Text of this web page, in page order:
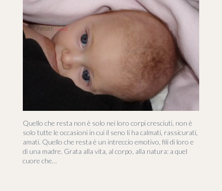
Quello che resta non è solo nei loro corpi cresciuti, non è
solo tutte le occasioni in cui il seno li ha calmati, rassicurati,
amati. Quello che resta è un intreccio emotivo, fili di loro e
di una madre. Grata alla vita, al corpo, alla natura: a quel
cuore che…